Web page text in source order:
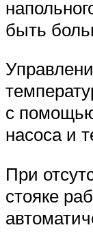
быть
с
насоса и
При
стояке